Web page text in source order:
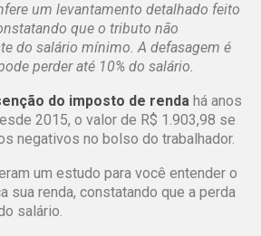
um levantamento detalhado feito
que o tributo não
do salário mínimo. A defasagem é
perder até 10% do salário.
do imposto de renda há anos
2015, o valor de R$ 1.903,98 se
negativos no bolso do trabalhador.
um estudo para você entender o
sua renda, constatando que a perda
salário.